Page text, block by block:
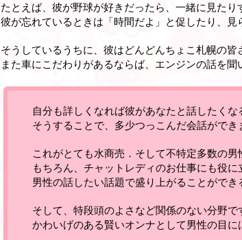
たとえば、彼が野球が好きだったら、一緒に見たり
彼が忘れているときは「時間だよ」と促したり、見
そうしているうちに、彼はどんどんちょこ札幌の
また車にこだわりがあるならば、エンジンの話を聞
自分も詳しくなれば彼があなたと話したくな
そうすることで、多少つっこんだ会話ができ
これがとても水商売．そして不特定多数の
もちろん、チャットレディのお仕事にも役に
男性の話したい話題で盛り上がることがで
そして、特段頭のよさなど関係のない分野で
かわいげのある賢いオンナとして男性の目に